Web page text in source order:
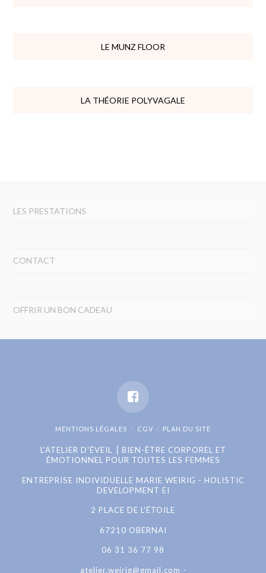
LE MUNZ FLOOR
LA THÉORIE POLYVAGALE
LES PRESTATIONS
CONTACT
OFFRIR UN BON CADEAU
MENTIONS LÉGALES CGV PLAN DU SITE
L'ATELIER D'ÉVEIL ⎟ BIEN-ÊTRE CORPOREL ET
ÉMOTIONNEL POUR TOUTES LES FEMMES
ENTREPRISE INDIVIDUELLE MARIE WEIRIG - HOLISTIC
DEVELOPMENT EI
2 PLACE DE L'ÉTOILE
67210 OBERNAI
06 31 36 77 98
atelier.weirig@gmail.com -